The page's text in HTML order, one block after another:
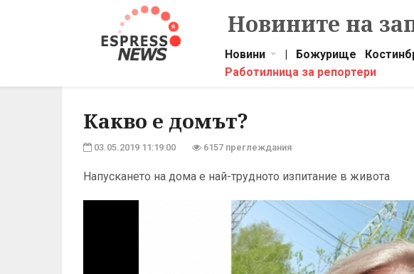
Новините на
Новини | Божурище
Работилница за репортери
Какво е домът?
03.05.2019 11:19:00 6157 преглеждания
Напускането на дома е най-трудното изпитание в живота